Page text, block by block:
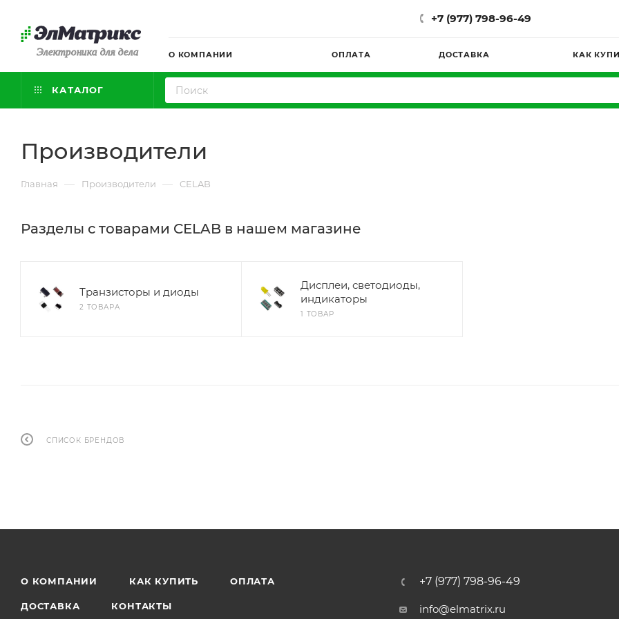
Электроника для дела
+7 (977) 798-96-49
О КОМПАНИИ ОПЛАТА ДОСТАВКА КАК
КАТАЛОГ
Производители
Главная — Производители — CELAB
Разделы с товарами CELAB в нашем магазине
Транзисторы и диоды
2 ТОВАРА
Дисплеи, светодиоды,
индикаторы
1 ТОВАР
СПИСОК БРЕНДОВ
О КОМПАНИИ КАК КУПИТЬ ОПЛАТА
ДОСТАВКА КОНТАКТЫ
+7 (977) 798-96-49
info@elmatrix.ru